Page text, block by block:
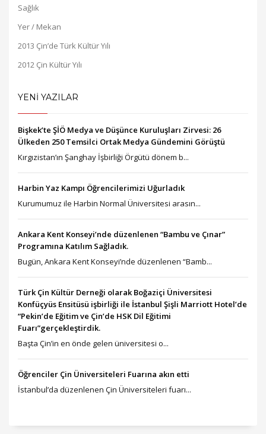
Sağlık
Yer / Mekan
2013 Çin’de Türk Kültür Yılı
2012 Çin Kültür Yılı
YENİ YAZILAR
Bişkek’te ŞİÖ Medya ve Düşünce Kuruluşları Zirvesi: 26
Ülkeden 250 Temsilci Ortak Medya Gündemini Görüştü
Kırgızistan’ın Şanghay İşbirliği Örgütü dönem b...
Harbin Yaz Kampı Öğrencilerimizi Uğurladık
Kurumumuz ile Harbin Normal Üniversitesi arasın...
Ankara Kent Konseyi’nde düzenlenen “Bambu ve Çınar”
Programına Katılım Sağladık.
Bugün, Ankara Kent Konseyi’nde düzenlenen “Bamb...
Türk Çin Kültür Derneği olarak Boğaziçi Üniversitesi
Konfüçyüs Ensitüsü işbirliği ile İstanbul Şişli Marriott Hotel’de
“Pekin’de Eğitim ve Çin’de HSK Dil Eğitimi
Fuarı”gerçekleştirdik.
Başta Çin’in en önde gelen üniversitesi o...
Öğrenciler Çin Üniversiteleri Fuarına akın etti
İstanbul’da düzenlenen Çin Üniversiteleri fuarı...